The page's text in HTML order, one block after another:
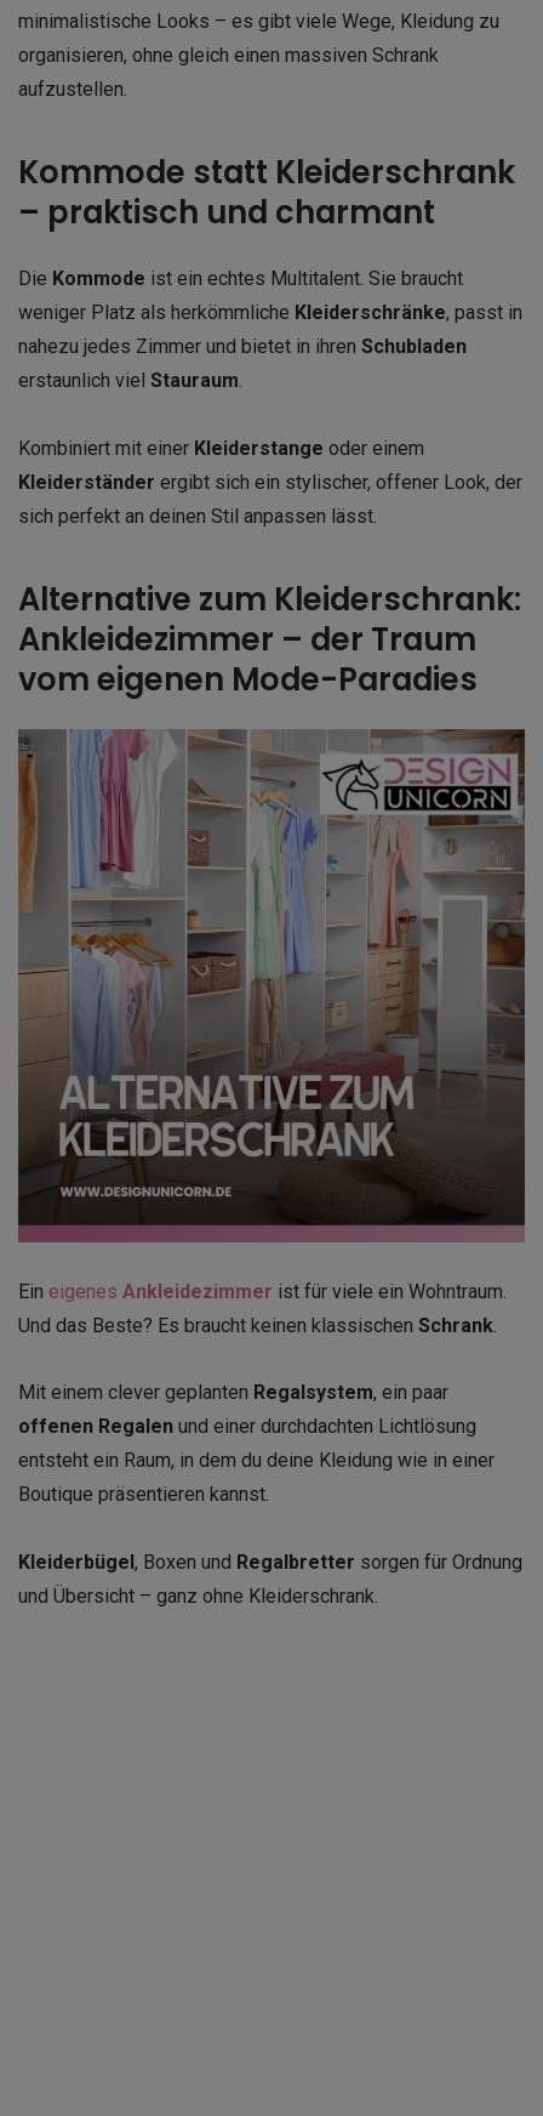
minimalistische Looks – es gibt viele Wege, Kleidung zu
organisieren, ohne gleich einen massiven Schrank
aufzustellen.
Kommode statt Kleiderschrank
– praktisch und charmant
Die Kommode ist ein echtes Multitalent. Sie braucht
weniger Platz als herkömmliche Kleiderschränke, passt in
nahezu jedes Zimmer und bietet in ihren Schubladen
erstaunlich viel Stauraum.
Kombiniert mit einer Kleiderstange oder einem
Kleiderständer ergibt sich ein stylischer, offener Look, der
sich perfekt an deinen Stil anpassen lässt.
Alternative zum Kleiderschrank:
Ankleidezimmer – der Traum
vom eigenen Mode-Paradies
Ein eigenes Ankleidezimmer ist für viele ein Wohntraum.
Und das Beste? Es braucht keinen klassischen Schrank.
Mit einem clever geplanten Regalsystem, ein paar
offenen Regalen und einer durchdachten Lichtlösung
entsteht ein Raum, in dem du deine Kleidung wie in einer
Boutique präsentieren kannst.
Kleiderbügel, Boxen und Regalbretter sorgen für Ordnung
und Übersicht – ganz ohne Kleiderschrank.